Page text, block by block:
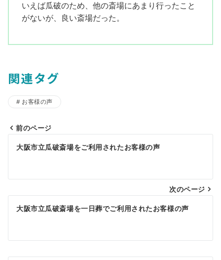
いえば瓜破のため、他の斎場にあまり行ったこと
がないが、良い斎場だった。
関連タグ
お客様の声
投
ナ
ビ
ゲ
シ
前のページ
大阪市立瓜破斎場をご利用されたお客様の声
次のページ
大阪市立瓜破斎場を一日葬でご利用されたお客様の声